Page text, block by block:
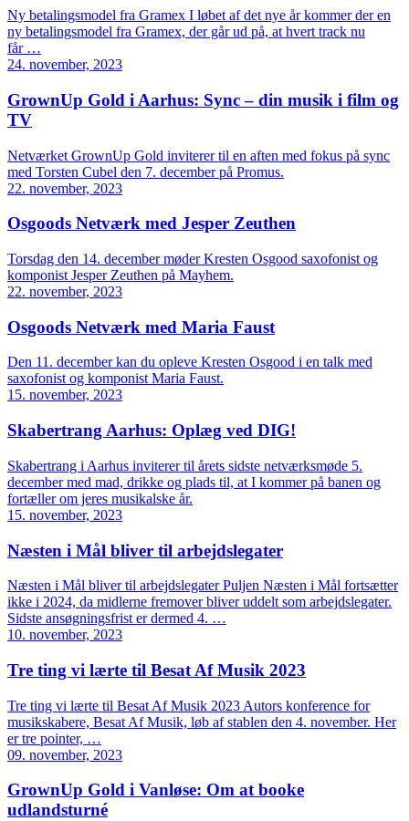
Ny betalingsmodel fra Gramex I løbet af det nye år kommer der en
ny betalingsmodel fra Gramex, der går ud på, at hvert track nu
får …
24. november, 2023
GrownUp Gold i Aarhus: Sync – din musik i film og
TV
Netværket GrownUp Gold inviterer til en aften med fokus på sync
med Torsten Cubel den 7. december på Promus.
22. november, 2023
Osgoods Netværk med Jesper Zeuthen
Torsdag den 14. december møder Kresten Osgood saxofonist og
komponist Jesper Zeuthen på Mayhem.
22. november, 2023
Osgoods Netværk med Maria Faust
Den 11. december kan du opleve Kresten Osgood i en talk med
saxofonist og komponist Maria Faust.
15. november, 2023
Skabertrang Aarhus: Oplæg ved DIG!
Skabertrang i Aarhus inviterer til årets sidste netværksmøde 5.
december med mad, drikke og plads til, at I kommer på banen og
fortæller om jeres musikalske år.
15. november, 2023
Næsten i Mål bliver til arbejdslegater
Næsten i Mål bliver til arbejdslegater Puljen Næsten i Mål fortsætter
ikke i 2024, da midlerne fremover bliver uddelt som arbejdslegater.
Sidste ansøgningsfrist er dermed 4. …
10. november, 2023
Tre ting vi lærte til Besat Af Musik 2023
Tre ting vi lærte til Besat Af Musik 2023 Autors konference for
musikskabere, Besat Af Musik, løb af stablen den 4. november. Her
er tre pointer, …
09. november, 2023
GrownUp Gold i Vanløse: Om at booke
udlandsturné